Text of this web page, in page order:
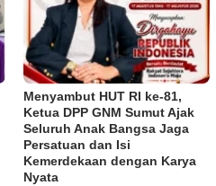
Menyambut HUT RI ke-81,
Ketua DPP GNM Sumut Ajak
Seluruh Anak Bangsa Jaga
Persatuan dan Isi
Kemerdekaan dengan Karya
Nyata